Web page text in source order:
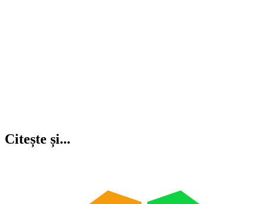
Citește și...